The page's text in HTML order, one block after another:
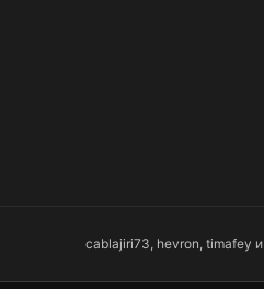
cablajiri73 hevron timafey и